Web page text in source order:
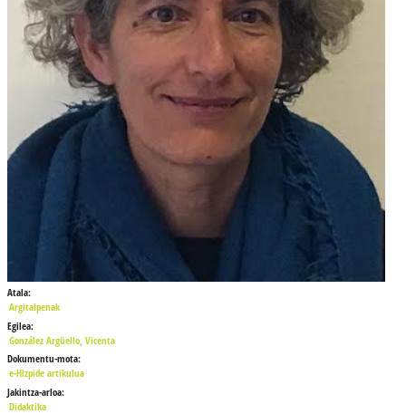
Atala:
Argitalpenak
Egilea:
González Argüello, Vicenta
Dokumentu-mota:
e-Hizpide artikulua
Jakintza-arloa:
Didaktika